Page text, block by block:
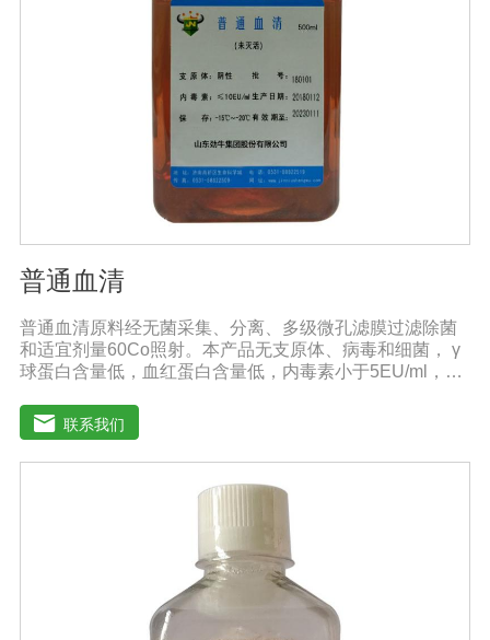
普通血清
普通血清原料经无菌采集、分离、多级微孔滤膜过滤除菌
和适宜剂量60Co照射。本产品无支原体、病毒和细菌， γ
球蛋白含量低，血红蛋白含量低，内毒素小于5EU/ml，具
扩增及单克隆抗体的制备和疫苗的研制及生产。质量标
准：符合《中华人民共和国兽药典》2020版质量标准。规
格：500ml/瓶保存：-15℃―-20℃有效期：5年注意事
项：解冻：采用逐步解冻法（ -20℃→2-8℃→ 室温），可
减少沉淀的产生使血清质量不会受到影响。
联系我们